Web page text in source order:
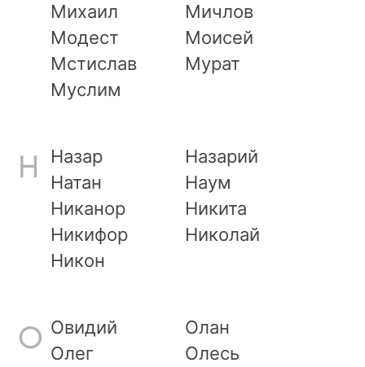
Михаил
Мичлов
Модест
Моисей
Мстислав
Мурат
Муслим
Н Назар
Назарий
Натан
Наум
Никанор
Никита
Никифор
Николай
Никон
О Овидий
Олан
Олег
Олесь